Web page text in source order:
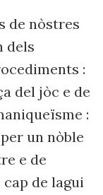
de nòstres
dels
:
del jòc e de
:
un nòble
e de
de lagui